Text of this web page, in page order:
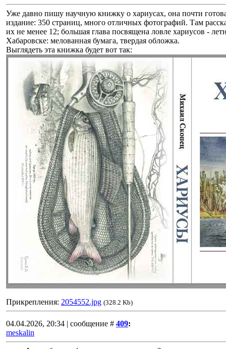
Уже давно пишу научную книжку о хариусах, она почти
издание: 350 страниц, много отличных фотографий. Там
их не менее 12; большая глава посвящена ловле хариусов -
Хабаровске: мелованная бумага, твердая обложка.
Выглядеть эта книжка будет вот так:
Прикрепления: 2054552.jpg (328.2 Kb)
04.04.2026, 20:34 | сообщение # 409:
meskalin